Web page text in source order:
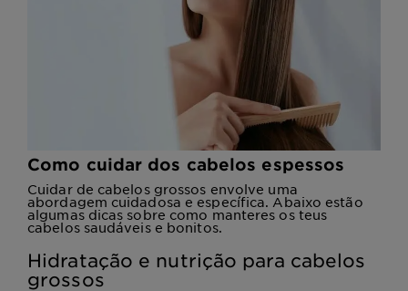
Como cuidar dos cabelos espessos
Cuidar de cabelos grossos envolve uma
abordagem cuidadosa e específica. Abaixo estão
algumas dicas sobre como manteres os teus
cabelos saudáveis e bonitos.
Hidratação e nutrição para cabelos
grossos